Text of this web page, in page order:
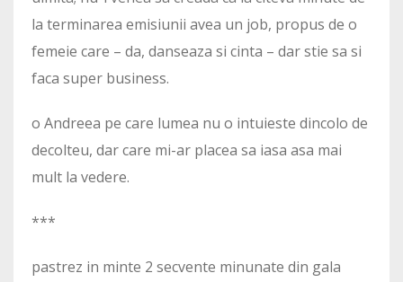
la terminarea emisiunii avea un job, propus de o
femeie care – da, danseaza si cinta – dar stie sa si
faca super business.
o Andreea pe care lumea nu o intuieste dincolo de
decolteu, dar care mi-ar placea sa iasa asa mai
mult la vedere.
***
pastrez in minte 2 secvente minunate din gala